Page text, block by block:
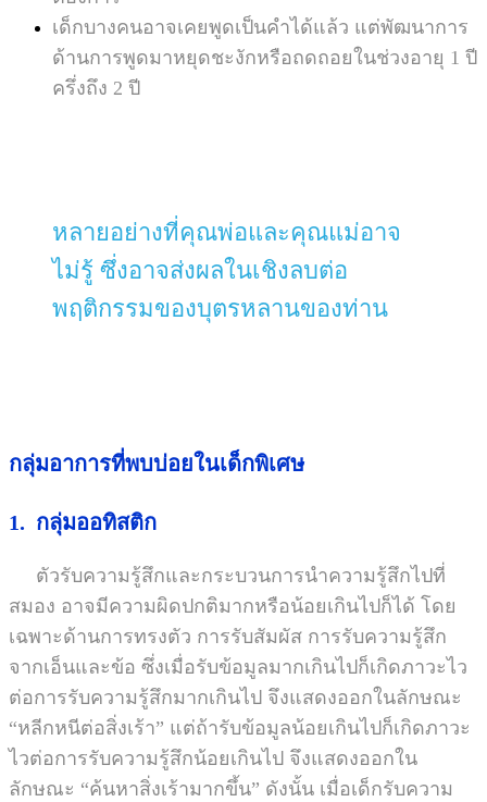
เด็กบางคนอาจเคยพูดเป็นคำได้แล้ว แต่พัฒนาการ
ด้านการพูดมาหยุดชะงักหรือถดถอยในช่วงอายุ 1 ปี
ครึ่งถึง 2 ปี
หลายอย่างที่คุณพ่อและคุณแม่อาจ
ไม่รู้ ซึ่งอาจส่งผลในเชิงลบต่อ
พฤติกรรมของบุตรหลานของท่าน
กลุ่มอาการที่พบบ่อยในเด็กพิเศษ
1. กลุ่มออทิสติก
ตัวรับความรู้สึกและกระบวนการนำความรู้สึกไปที่
สมอง อาจมีความผิดปกติมากหรือน้อยเกินไปก็ได้ โดย
เฉพาะด้านการทรงตัว การรับสัมผัส การรับความรู้สึก
จากเอ็นและข้อ ซึ่งเมื่อรับข้อมูลมากเกินไปก็เกิดภาวะไว
ต่อการรับความรู้สึกมากเกินไป จึงแสดงออกในลักษณะ
“หลีกหนีต่อสิ่งเร้า” แต่ถ้ารับข้อมูลน้อยเกินไปก็เกิดภาวะ
ไวต่อการรับความรู้สึกน้อยเกินไป จึงแสดงออกใน
ลักษณะ “ค้นหาสิ่งเร้ามากขึ้น” ดังนั้น เมื่อเด็กรับความ